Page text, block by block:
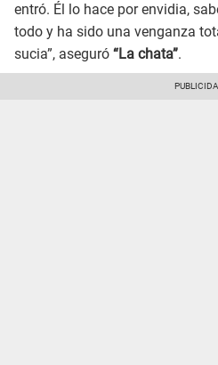
entró. Él lo hace por envidia,
todo y ha sido una venganza
sucia”, aseguró “La chata”.